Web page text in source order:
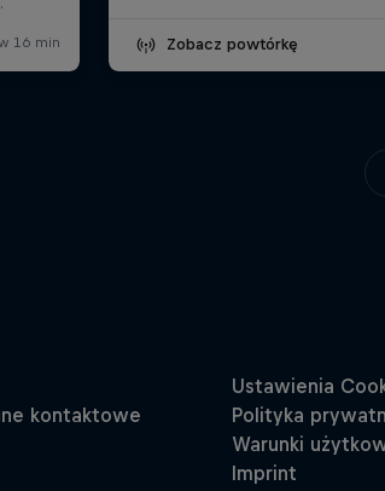
Zobacz powtórkę